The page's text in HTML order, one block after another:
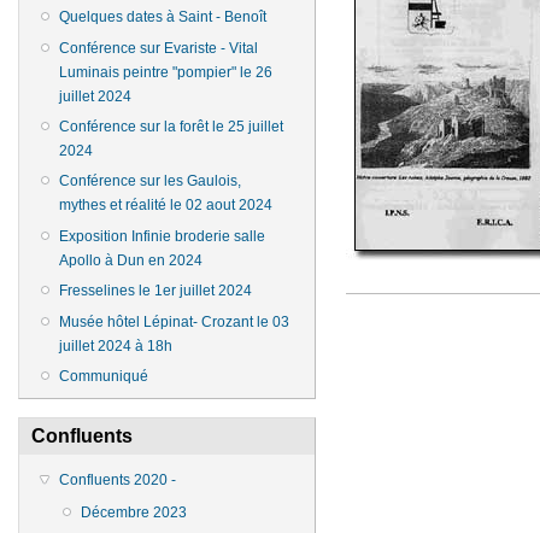
Quelques dates à Saint - Benoît
Conférence sur Evariste - Vital
Luminais peintre "pompier" le 26
juillet 2024
Conférence sur la forêt le 25 juillet
2024
Conférence sur les Gaulois,
mythes et réalité le 02 aout 2024
Exposition Infinie broderie salle
Apollo à Dun en 2024
Fresselines le 1er juillet 2024
Musée hôtel Lépinat- Crozant le 03
juillet 2024 à 18h
Communiqué
Confluents
Confluents 2020 -
Décembre 2023